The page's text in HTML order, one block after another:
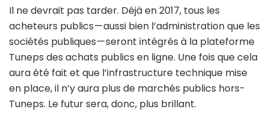
Il ne devrait pas tarder. Déjà en 2017, tous les
acheteurs publics — aussi bien l’administration que les
sociétés publiques — seront intégrés à la plateforme
Tuneps des achats publics en ligne. Une fois que cela
aura été fait et que l’infrastructure technique mise
en place, il n’y aura plus de marchés publics hors-
Tuneps. Le futur sera, donc, plus brillant.